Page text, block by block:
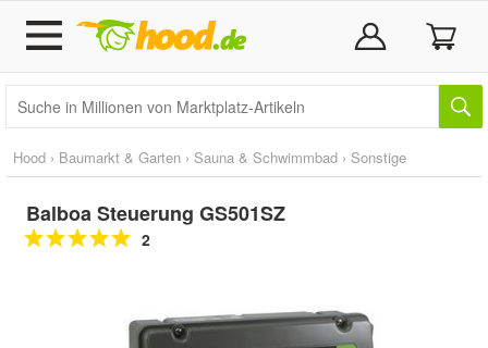
Hood › Baumarkt & Garten › Sauna & Schwimmbad › Sonstige
Balboa Steuerung GS501SZ
2